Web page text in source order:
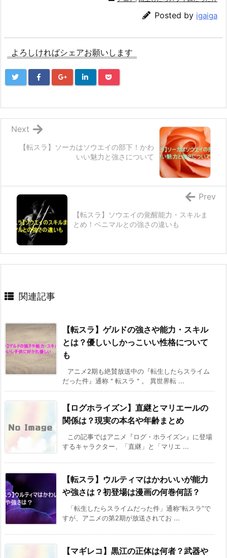
Posted by igaiga
よろしければシェアお願いします
【転スラ】ソーカはソウエイの部下！かわ
いい魅力と強さについて
Next
【転スラ】ソウエイの覚醒能力・スキルま
とめ！ベニマルとの強さの違いも
Prev
関連記事
【転スラ】ゲルドの強さや能力・スキル
とは？優しいしかっこいい性格について
も
アニメ2期も絶賛放送中の『転生したらスライム
だった件』通称＂転スラ＂。 異世界転 ...
【ログホライズン】直継とマリエールの
関係は？現実の本名や年齢まとめ
この記事ではアニメ『ログ・ホライズン』に登場
するキャラクター、「直継」と「マリエ ...
【転スラ】ウルティマはかわいいが能力
や強さは？初登場は漫画の何巻何話？
「転生したらスライムだった件」通称”転スラ”で
すが、アニメの第2期が放送されてお ...
【マギレコ】黒江の正体は何者？武器や